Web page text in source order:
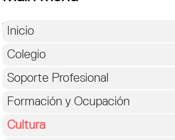
Inicio
Colegio
Soporte Profesional
Formación y Ocupación
Cultura